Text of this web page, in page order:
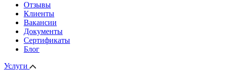
Отзывы
Клиенты
Вакансии
Документы
Сертификаты
Блог
Услуги